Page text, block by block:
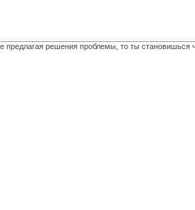
предлагая решения проблемы, то ты становишься